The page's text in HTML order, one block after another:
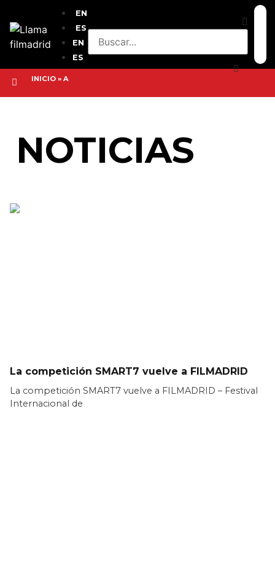
EN
ES
EN
ES
INICIO » A
NOTICIAS
La competición SMART7 vuelve a FILMADRID
La competición SMART7 vuelve a FILMADRID – Festival
Internacional de